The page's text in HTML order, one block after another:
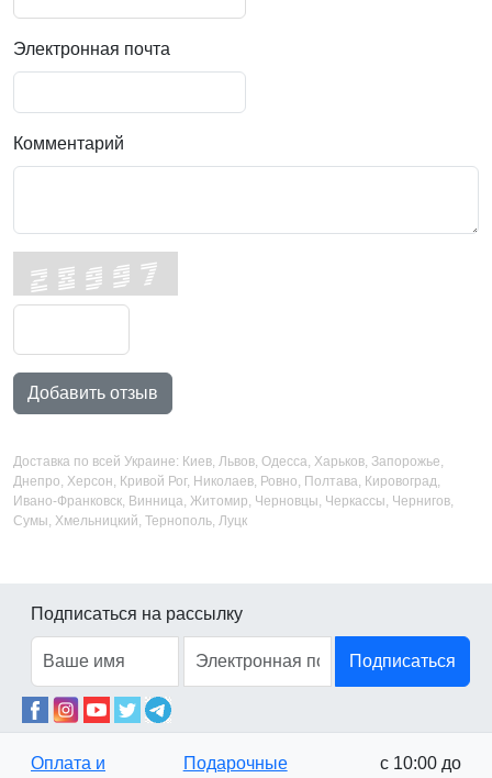
Электронная почта
Комментарий
Добавить отзыв
Доставка по всей Украине: Киев, Львов, Одесса, Харьков, Запорожье,
Днепро, Херсон, Кривой Рог, Николаев, Ровно, Полтава, Кировоград,
Ивано-Франковск, Винница, Житомир, Черновцы, Черкассы, Чернигов,
Сумы, Хмельницкий, Тернополь, Луцк
Подписаться на рассылку
Подписаться
Оплата и Подарочные с 10:00 до